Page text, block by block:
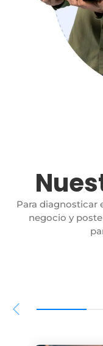
Para diagnosticar
negocio y